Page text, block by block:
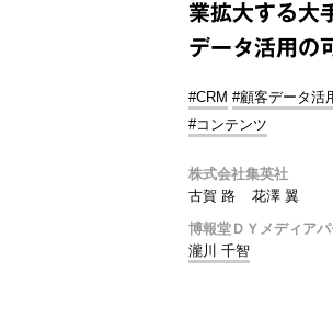
業拡大する
データ活用の
#CRM #顧客データ活
#コンテンツ
株式会社集英社
古賀 路
花澤 翼
博報堂ＤＹメディア
瀧川 千智